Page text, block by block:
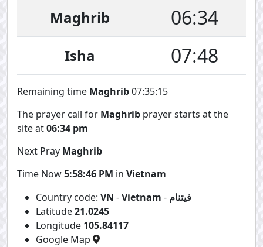
Maghrib 06:34
Isha 07:48
Remaining time Maghrib07:35:15
The prayer call for Maghrib prayer starts at the
site at06:34 pm
Next Pray Maghrib
Time Now5:58:46 PM in Vietnam
Country code: VN -Vietnam - فيتنام
Latitude21.0245
Longitude 105.84117
Google Map